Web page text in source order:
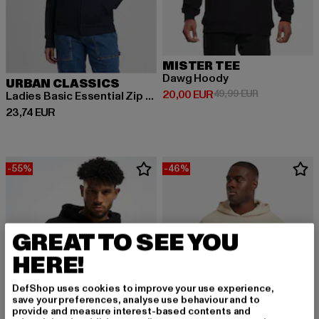
URBAN CLASSICS
Ladies Basic Essential Zip Hoody
23,74 EUR
Derzeitiger Preis: 23,74 EUR
MISTER TEE
Dawg Hoody
20,00 EUR
Derzeitiger Preis: 20,00 EUR
49,99 EURAktionspreis:
-55% -46%
GREAT TO SEE YOU
HERE!
DefShop uses cookies to improve your use experience,
save your preferences, analyse use behaviour and to
provide and measure interest-based contents and